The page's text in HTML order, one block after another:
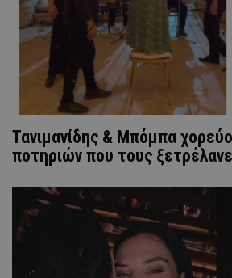
Τανιμανίδης & Μπόμπα
ποτηριών που τους